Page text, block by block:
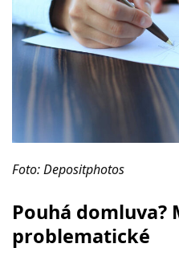
Foto: Depositphotos
Pouhá domluva?
problematické